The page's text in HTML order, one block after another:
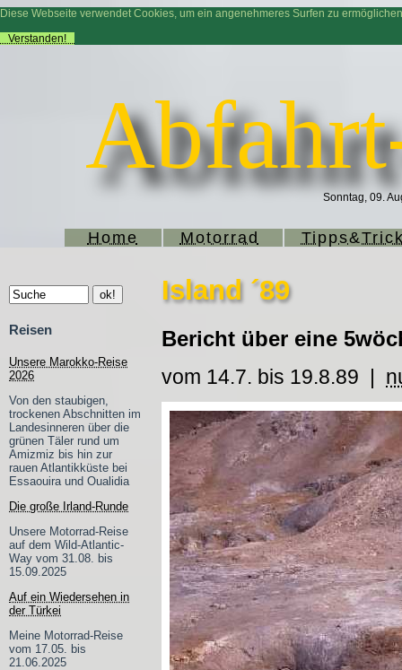
Diese Webseite verwendet Cookies, um ein angenehmeres Surfen zu
Verstanden!
Sonntag, 09.
Home Motorrad
Reisen
Unsere Marokko-Reise
2026
Von den staubigen,
trockenen Abschnitten im
Landesinneren über die
grünen Täler rund um
Amizmiz bis hin zur
rauen Atlantikküste bei
Essaouira und Oualidia
Die große Irland-Runde
Unsere Motorrad-Reise
auf dem Wild-Atlantic-
Way vom 31.08. bis
15.09.2025
Auf ein Wiedersehen in
der Türkei
Meine Motorrad-Reise
vom 17.05. bis
21.06.2025
Island ´89
Bericht über eine
vom 14.7. bis 19.8.89 |